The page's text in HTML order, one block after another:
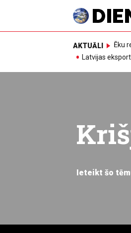
AKTUĀLI Ēku
Latvijas
Ieteikt šo